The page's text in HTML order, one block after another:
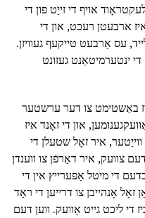
אויף די זייַט פון די
ארבעטן רעכט, און די
עס אַרבעט טייקעף געוויזן.
ינטערמיטאַנט געזונט
באַשטימט צו דער ערשטער
און די זאָנד איז
ווינקל פון 180 דיגריז. ווייַטער, איר זאָל שטעלן די
צוועק, איר דאַרפֿן צו ווענדן
די מיטל אַפּערייץ אין די
זאָל אָנהייבן צו דרייען די ראָד
די ליכט גייט אַוועק. ווען דעם